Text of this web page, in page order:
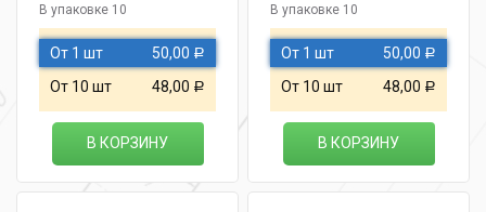
В упаковке 10
От 1 шт 50,00 Р
От 10 шт 48,00 Р
В КОРЗИНУ
В упаковке 10
От 1 шт 50,00 Р
От 10 шт 48,00 Р
В КОРЗИНУ